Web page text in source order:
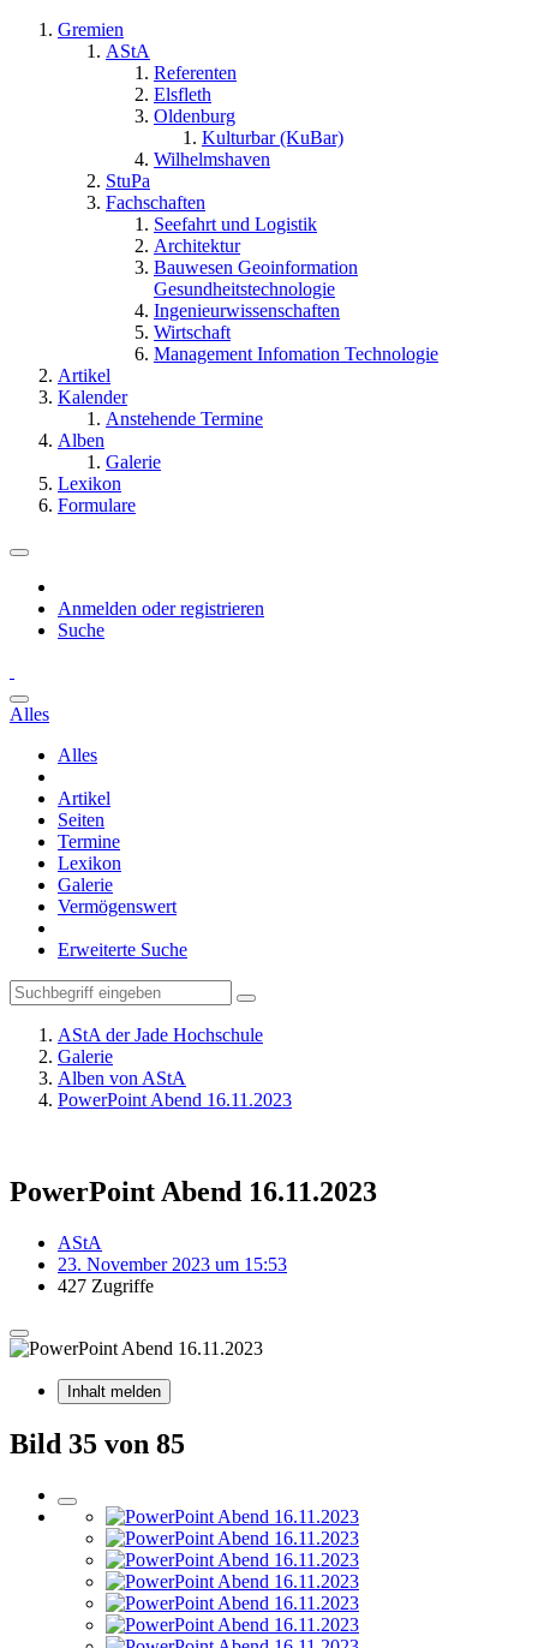
Gremien
AStA
Referenten
Elsfleth
Oldenburg
Kulturbar (KuBar)
Wilhelmshaven
StuPa
Fachschaften
Seefahrt und Logistik
Architektur
Bauwesen Geoinformation
Gesundheitstechnologie
Ingenieurwissenschaften
Wirtschaft
Management Infomation Technologie
Artikel
Kalender
Anstehende Termine
Alben
Galerie
Lexikon
Formulare
Anmelden oder registrieren
Suche
Alles
Alles
Artikel
Seiten
Termine
Lexikon
Galerie
Vermögenswert
Erweiterte Suche
AStA der Jade Hochschule
Galerie
Alben von AStA
PowerPoint Abend 16.11.2023
PowerPoint Abend 16.11.2023
AStA
23. November 2023 um 15:53
427 Zugriffe
Inhalt melden
Bild 35 von 85